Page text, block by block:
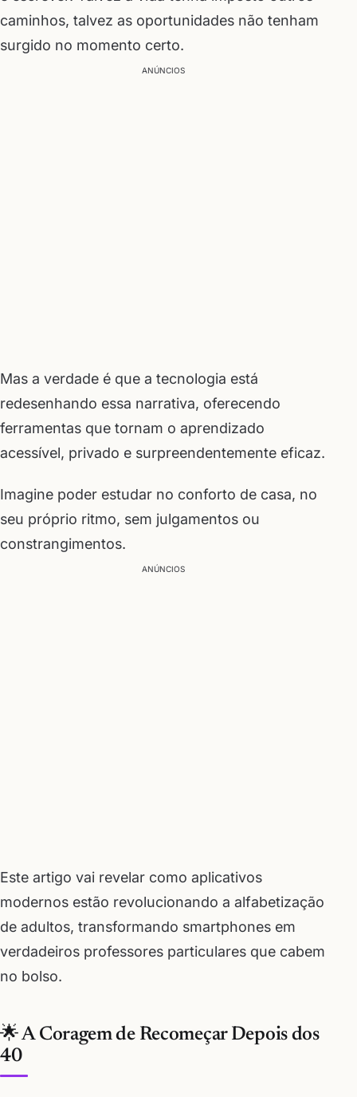
caminhos, talvez as oportunidades não tenham
surgido no momento certo.
ANÚNCIOS
Mas a verdade é que a tecnologia está
redesenhando essa narrativa, oferecendo
ferramentas que tornam o aprendizado
acessível, privado e surpreendentemente eficaz.
Imagine poder estudar no conforto de casa, no
seu próprio ritmo, sem julgamentos ou
constrangimentos.
ANÚNCIOS
Este artigo vai revelar como aplicativos
modernos estão revolucionando a alfabetização
de adultos, transformando smartphones em
verdadeiros professores particulares que cabem
no bolso.
🌟 A Coragem de Recomeçar Depois dos
40